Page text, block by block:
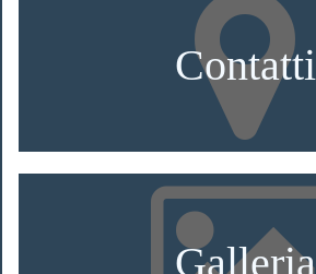
Contatti
Galleria